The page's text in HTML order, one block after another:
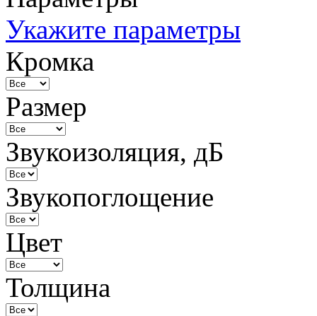
Укажите параметры
Кромка
Размер
Звукоизоляция, дБ
Звукопоглощение
Цвет
Толщина